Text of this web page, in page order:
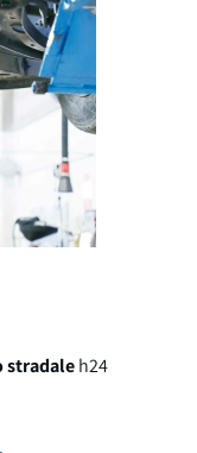
specchietti
le nostre auto
dalla consegna
Cosa stai
stradaleh24